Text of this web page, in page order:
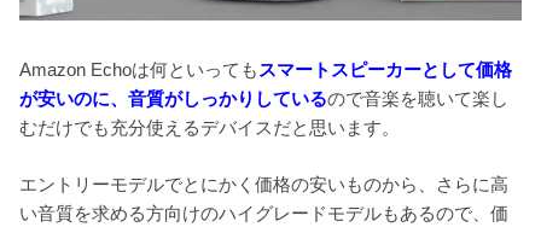
Amazon Echoは何といっても スマートスピーカーとして価格
が安いのに、音質がしっかりしているので音楽を聴いて楽し
むだけでも充分使えるデバイスだと思います。
エントリーモデルでとにかく価格の安いものから、さらに高
い音質を求める方向けのハイグレードモデルもあるので、価